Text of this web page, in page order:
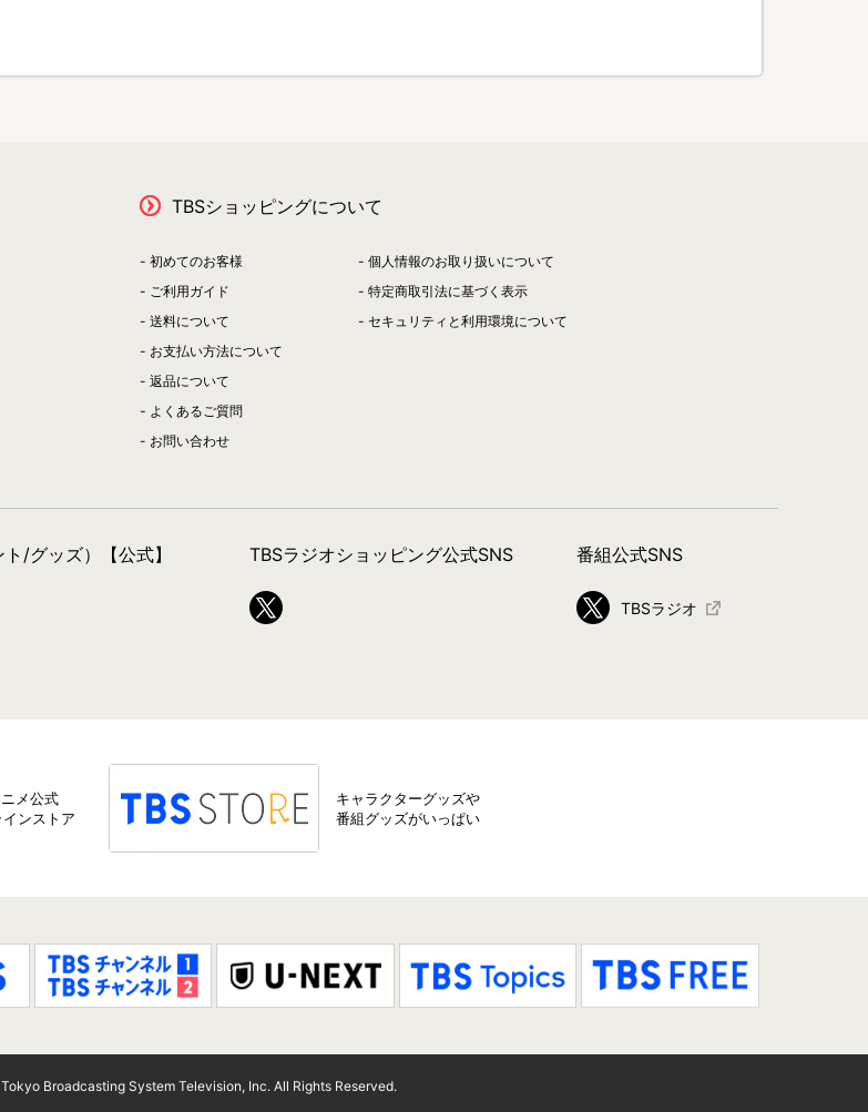
ゅっとシリーズ』で登場！アクリルキーホルダー、缶バッジ販売開始！
クト、出水指令長、フタバ、アカギの４キャラが追加！11/10(土)あさ10時～販売開始！
、ホログラム缶バッジセットなど、新商品多数登場！
ァイルのセットは10/20(土)あさ10時～販売開始！
ッジ、アクリルキーホルダーが登場！
ャツ」「スマホケース」「マグカップ」「B2タペストリ」は、9/20(木)あさ10時～販売！
及び、シンカリオンコラボを実施中のパセラリゾーツ店舗にて販売中のグッズがTBSishopに登
ジ（全7種）は9/8(土)あさ10時～販売開始！
化研究所「ジャージ」「ウィンドブレーカー」「2wayバックパック」も入荷！
アクリルスタンドキーチェーン」、「等身大タペストリ」は8/25(土)あさ10時～受注開始！
TBSショッピングについて
初めてのお客様
ご利用ガイド
送料について
お支払い方法について
返品について
よくあるご質問
お問い合わせ
個人情報のお取り扱いについて
特定商取引法に基づく表示
セキュリティと利用環境について
/グッズ）【公式】 TBSラジオショッピング公式SNS 番組公式SNS
TBSラジオ
メ公式
インストア
キャラクターグッズや
番組グッズがいっぱい
Tokyo Broadcasting System Television, Inc. All Rights Reserved.